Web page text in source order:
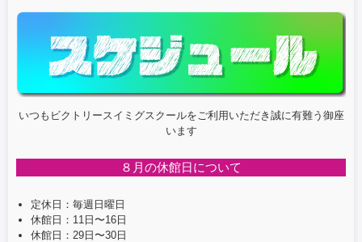
a
c
e
b
o
k
wi
tt
er
m
ail
n
e
いつもビクトリースイミグスクールをご利用いただき誠に有難う御座
います
８月の休館日について
定休日：毎週日曜日
休館日：11日〜16日
休館日：29日〜30日